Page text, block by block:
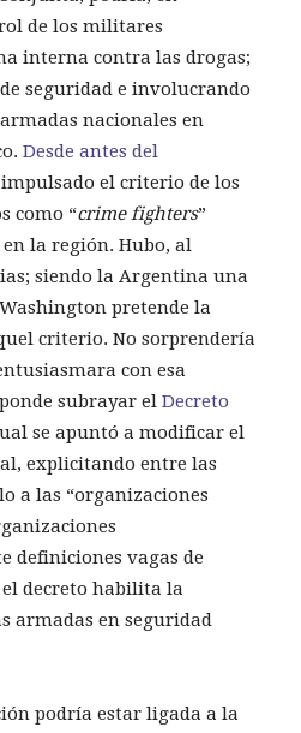
de los militares
interna contra las drogas;
seguridad e involucrando
nacionales en
Desde antes del
el criterio de los
como “crime fighters”
la región. Hubo, al
siendo la Argentina una
pretende la
criterio. No sorprendería
con esa
subrayar el Decreto
se apuntó a modificar el
explicitando entre las
a las “organizaciones
definiciones vagas de
decreto habilita la
armadas en seguridad
podría estar ligada a la